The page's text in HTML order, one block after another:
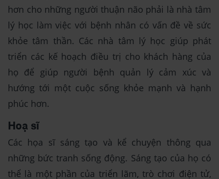
hơn cho những người thuận não phải là nhà tâm
lý học làm việc với bệnh nhân có vấn đề về sức
khỏe tâm thần. Các nhà tâm lý học giúp phát
triển các kế hoạch điều trị cho khách hàng của
họ để giúp người bệnh quản lý cảm xúc và
hướng tới một cuộc sống khỏe mạnh và hạnh
phúc hơn.
Hoạ sĩ
Các họa sĩ sáng tạo và kể chuyện thông qua
những bức tranh sống động. Sáng tạo của họ có
thể là một phần của triển lãm, trò chơi điện tử,